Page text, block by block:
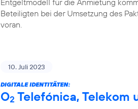
Beteiligten bei der Umsetzung des
voran.
10. Juli 2023
DIGITALE IDENTITÄTEN:
O2 Telefónica, Telekom